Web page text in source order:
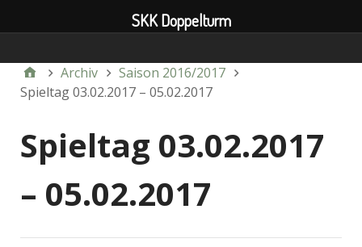
Archiv
Saison 2016/2017
Spieltag 03.02.2017 – 05.02.2017
Spieltag 03.02.2017
– 05.02.2017
SKK Doppelturm